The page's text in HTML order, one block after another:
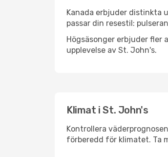
Kanada erbjuder distinkta
passar din resestil:
Högsäsonger erbjuder fler
upplevelse av St. John's.
Klimat i St. John's
Kontrollera
förberedd för klimatet. Ta